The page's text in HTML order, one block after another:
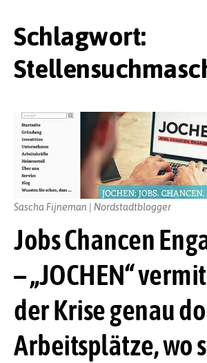
Schlagwort:
Jobs Chancen
– „JOCHEN“
der Krise genau
Arbeitsplätze, wo
Sascha Fijneman | Nordstadtblogger